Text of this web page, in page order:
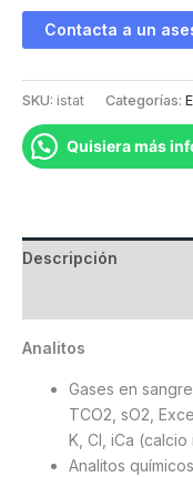
Contacta a un
SKU: istat Categorías:
Quisiera más
Descripción
Analitos
Gases en
TCO2, sO2,
K, Cl, iCa
Analitos